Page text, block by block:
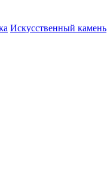
Искусственный камень